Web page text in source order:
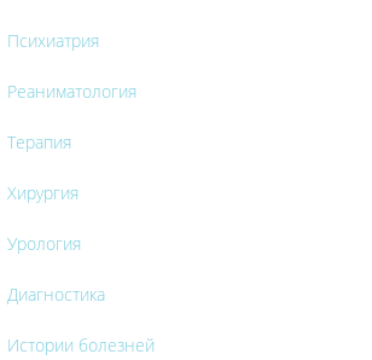
Психиатрия
Реаниматология
Терапия
Хирургия
Урология
Диагностика
Истории болезней